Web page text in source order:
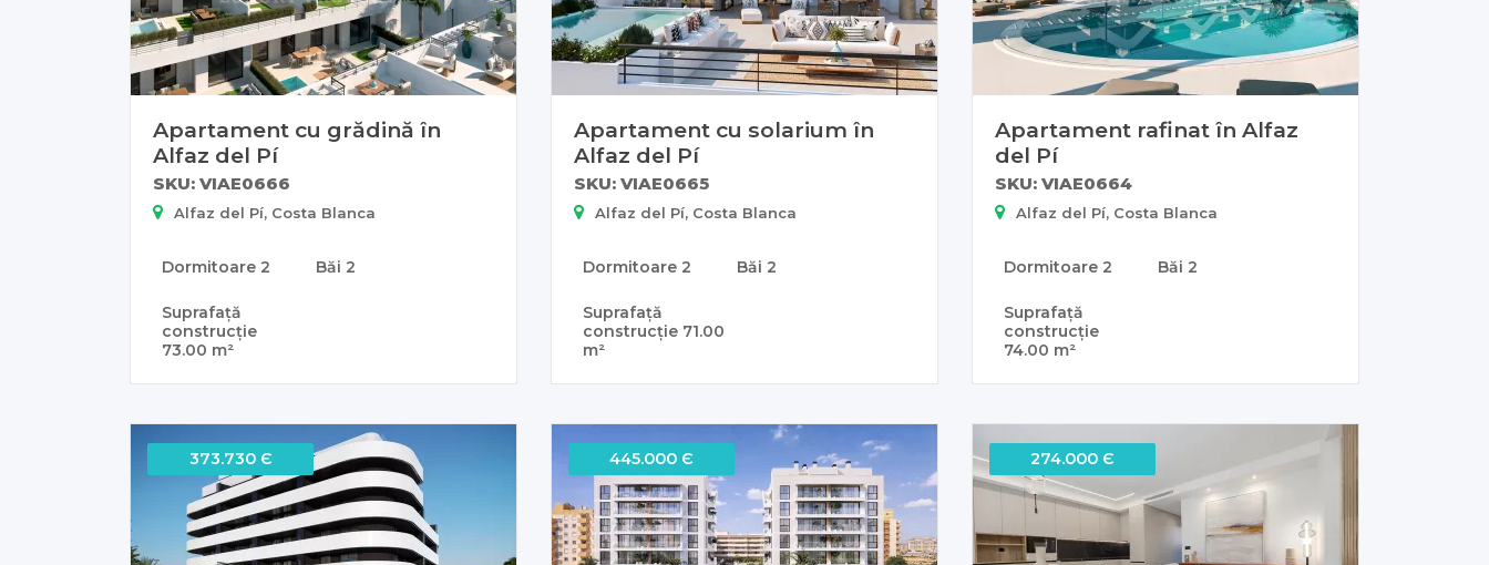
Apartament cu grădină în
Alfaz del Pí
SKU: VIAE0666
Alfaz del Pí, Costa Blanca
Dormitoare 2 Băi 2
Suprafață
construcție
73.00 m²
Apartament cu solarium în
Alfaz del Pí
SKU: VIAE0665
Alfaz del Pí, Costa Blanca
Dormitoare 2 Băi 2
Suprafață
construcție 71.00
m²
Apartament rafinat în Alfaz
del Pí
SKU: VIAE0664
Alfaz del Pí, Costa Blanca
Dormitoare 2 Băi 2
Suprafață
construcție
74.00 m²
373.730 Є 445.000 Є 274.000 Є